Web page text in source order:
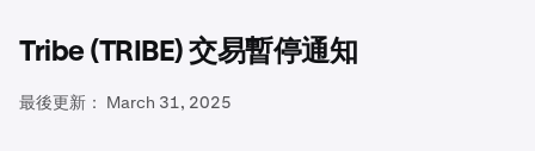
Tribe (TRIBE) 交易暫停通知
最後更新： March 31, 2025